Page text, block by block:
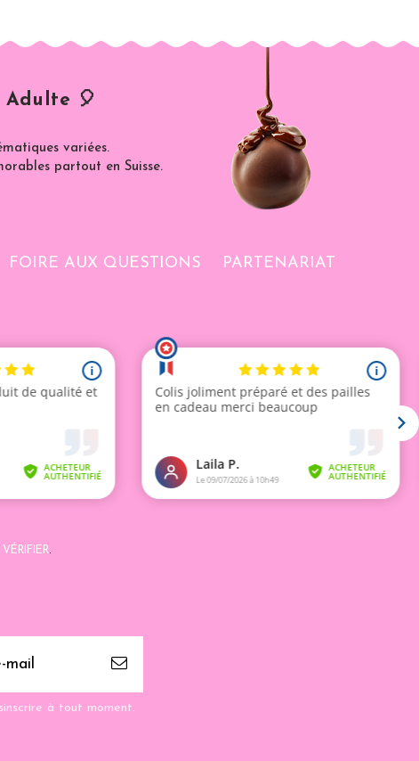
Adulte 🎈
variées.
partout en Suisse.
FOIRE AUX QUESTIONS
PARTENARIAT
.
à tout moment.